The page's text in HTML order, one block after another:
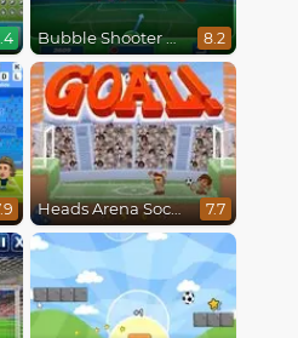
Bubble Shooter World Cup 8.2
Heads Arena Soccer All Stars 7.7